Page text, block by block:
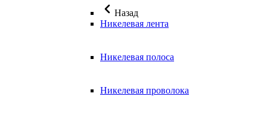
Назад
Никелевая лента
Никелевая полоса
Никелевая проволока